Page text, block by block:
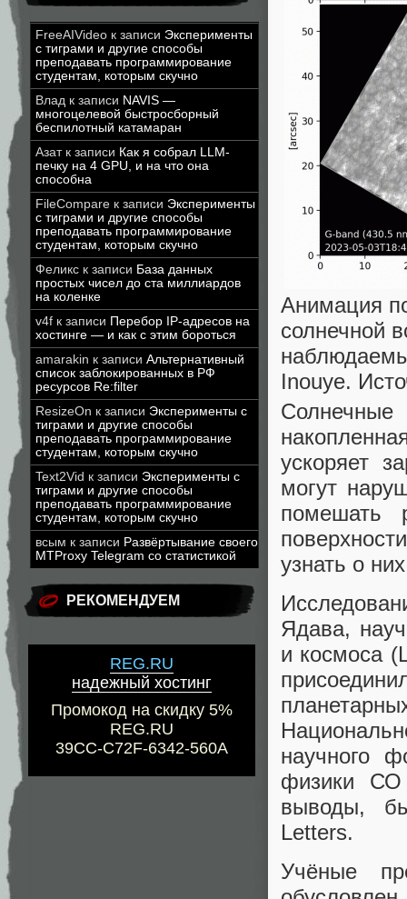
FreeAIVideo к записи Эксперименты
с тиграми и другие способы
преподавать программирование
студентам, которым скучно
Влад к записи NAVIS —
многоцелевой быстросборный
беспилотный катамаран
Азатк записи Как я собрал LLM-
печку на 4 GPU, и на что она
способна
FileCompare к записи Эксперименты
с тиграми и другие способы
преподавать программирование
студентам, которым скучно
Феликс к записи База данных
простых чисел до ста миллиардов
на коленке
v4f к записи Перебор IP-адресов на
хостинге — и как с этим бороться
amarakin к записи Альтернативный
список заблокированных в РФ
ресурсов Re:filter
ResizeOn к записи Эксперименты с
тиграми и другие способы
преподавать программирование
студентам, которым скучно
Text2Vid к записи Эксперименты с
тиграми и другие способы
преподавать программирование
студентам, которым скучно
всым к записи Развёртывание своего
MTProxy Telegram со статистикой
РЕКОМЕНДУЕМ
REG.RU
надежный хостинг
Промокод на скидку 5%
REG.RU
39CC-C72F-6342-560A
Анимация
солнечной
Inouye.
ускоряет
могут
помешать
узнать о
Ядава,
и космоса
научного
физики СО
выводы,
Letters.
Учёные